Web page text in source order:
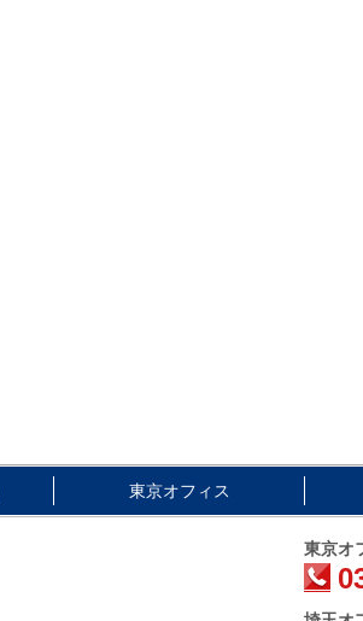
東京オフィス
東京オ